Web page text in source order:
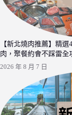
【新北燒肉推薦】精
肉，聚餐約會不踩雷全
2026 年 8 月 7 日